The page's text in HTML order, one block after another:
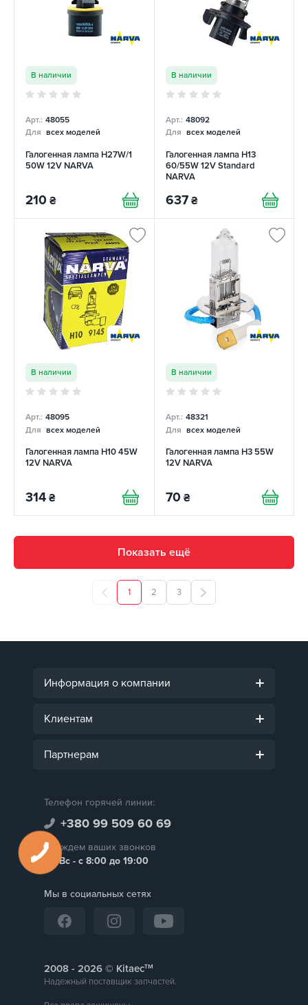
В наличии
Арт.: 48055
Для всех моделей
Галогенная лампа H27W/1
50W 12V NARVA
210 ₴
В наличии
Арт.: 48092
Для всех моделей
Галогенная лампа H13
60/55W 12V Standard
NARVA
637 ₴
В наличии
Арт.: 48095
Для всех моделей
Галогенная лампа H10 45W
12V NARVA
314 ₴
В наличии
Арт.: 48321
Для всех моделей
Галогенная лампа H3 55W
12V NARVA
70 ₴
Показать ещё
1 2 3
Информация о компании
Клиентам
Партнерам
Телефон горячей линии:
+380 99 509 60 69
Мы ждем ваших звонков
Пн-Вс - с 8:00 до 19:00
Мы в социальных сетях
2008 - © Kitaecтм
Надежный поставщик запчастей.